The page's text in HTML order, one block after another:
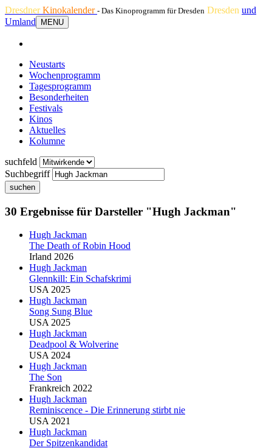
DresdnerKinokalender - Das Kinoprogramm für Dresden Dresden und
Umland
MENU
Neustarts
Wochenprogramm
Tagesprogramm
Besonderheiten
Festivals
Kinos
Aktuelles
Kolumne
suchfeld
Suchbegriff
suchen
30 Ergebnisse für Darsteller "Hugh Jackman"
Hugh Jackman
The Death of Robin Hood
Irland 2026
Hugh Jackman
Glennkill: Ein Schafskrimi
USA 2025
Hugh Jackman
Song Sung Blue
USA 2025
Hugh Jackman
Deadpool & Wolverine
USA 2024
Hugh Jackman
The Son
Frankreich 2022
Hugh Jackman
Reminiscence - Die Erinnerung stirbt nie
USA 2021
Hugh Jackman
Der Spitzenkandidat